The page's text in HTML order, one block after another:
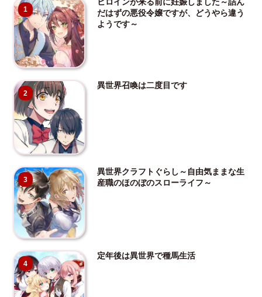
1
だはずの悪役令嬢ですが、どうやら違う
ようです～
2
異世界召喚は二度目です
3
異世界クラフトぐらし～自由気ままな生
産職のほのぼのスローライフ～
4
定年後は異世界で種馬生活